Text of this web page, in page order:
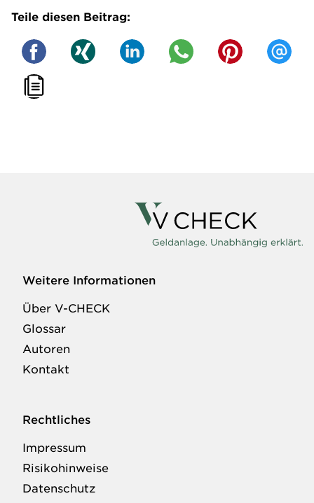
Teile diesen Beitrag:
Weitere Informationen
Über V-CHECK
Glossar
Autoren
Kontakt
Rechtliches
Impressum
Risikohinweise
Datenschutz